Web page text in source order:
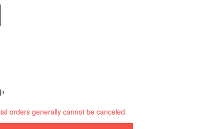
orders generally cannot be canceled.